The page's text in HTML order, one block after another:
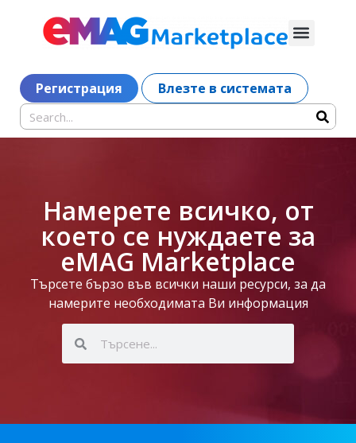
Регистрация Влезте в системата
Намерете всичко, от
което се нуждаете за
eMAG Marketplace
Търсете бързо във всички наши ресурси, за да
намерите необходимата Ви информация